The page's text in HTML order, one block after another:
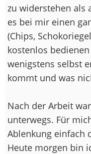
zu widerstehen als
es bei mir einen
(Chips,
kostenlos
wenigstens selbst
kommt und was
Nach der Arbeit
unterwegs. Für
Ablenkung einfach
Heute morgen bin